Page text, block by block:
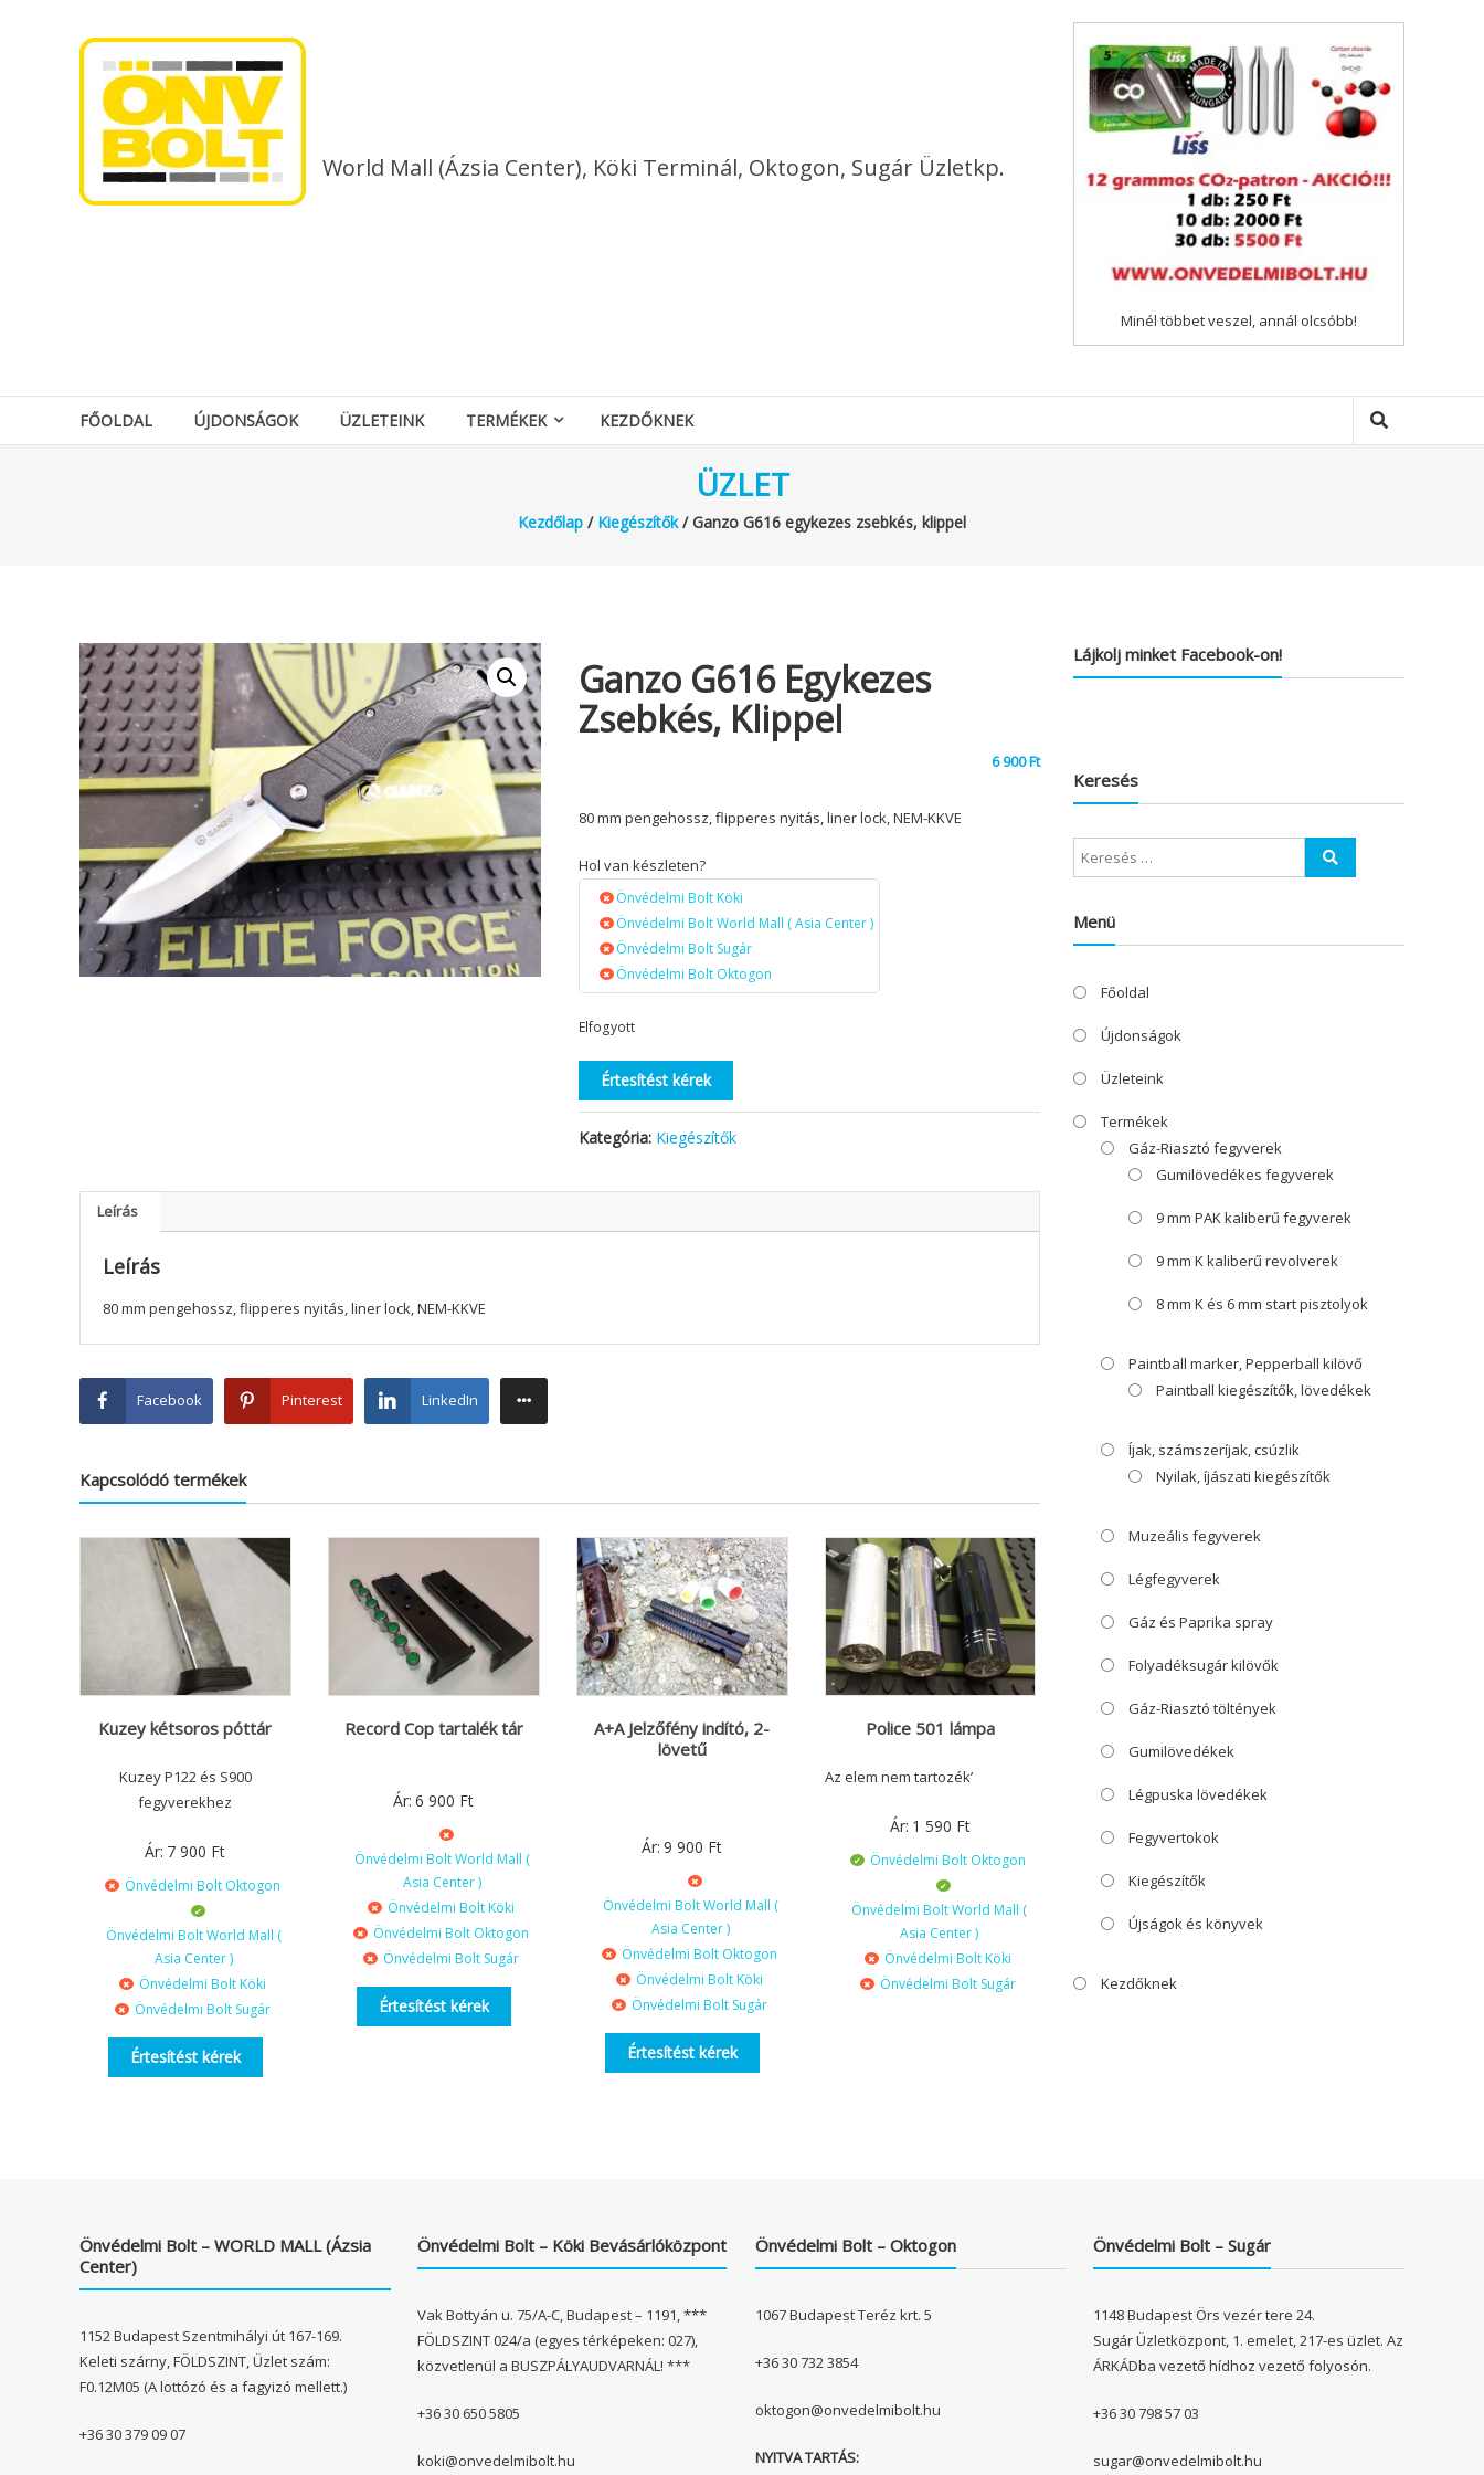
World Mall (Ázsia Center), Köki Terminál, Oktogon, Sugár Üzletkp.
Minél többet veszel, annál olcsóbb!
FŐOLDAL ÚJDONSÁGOK ÜZLETEINK TERMÉKEK KEZDŐKNEK
ÜZLET
Kezdőlap / Kiegészítők/ Ganzo G616 egykezes zsebkés, klippel
Ganzo G616 Egykezes
Zsebkés, Klippel
6 900Ft
80 mm pengehossz, flipperes nyitás, liner lock, NEM-KKVE
Hol van készleten?
Önvédelmi Bolt Köki
Önvédelmi Bolt World Mall ( Asia Center )
Önvédelmi Bolt Sugár
Önvédelmi Bolt Oktogon
Elfogyott
Értesítést kérek
Kategória: Kiegészítők
Leírás
Leírás
80 mm pengehossz, flipperes nyitás, liner lock, NEM-KKVE
Facebook Pinterest LinkedIn
Kapcsolódó termékek
Kuzey kétsoros póttár
Kuzey P122 és S900
fegyverekhez
Ár: 7 900 Ft
Önvédelmi Bolt Oktogon
Önvédelmi Bolt World Mall (
Asia Center )
Önvédelmi Bolt Köki
Önvédelmi Bolt Sugár
Értesítést kérek
Record Cop tartalék tár
Ár: 6 900 Ft
Önvédelmi Bolt World Mall (
Asia Center )
Önvédelmi Bolt Köki
Önvédelmi Bolt Oktogon
Önvédelmi Bolt Sugár
Értesítést kérek
A+A Jelzőfény indító, 2-
lövetű
Ár: 9 900 Ft
Önvédelmi Bolt World Mall (
Asia Center )
Önvédelmi Bolt Oktogon
Önvédelmi Bolt Köki
Önvédelmi Bolt Sugár
Értesítést kérek
Police 501 lámpa
Az elem nem tartozék’
Ár: 1 590 Ft
Önvédelmi Bolt Oktogon
Önvédelmi Bolt World Mall (
Asia Center )
Önvédelmi Bolt Köki
Önvédelmi Bolt Sugár
Lájkolj minket Facebook-on!
Keresés
Menü
Főoldal
Újdonságok
Üzleteink
Termékek
Gáz-Riasztó fegyverek
Gumilövedékes fegyverek
9 mm PAK kaliberű fegyverek
9 mm K kaliberű revolverek
8 mm K és 6 mm start pisztolyok
Paintball marker, Pepperball kilövő
Paintball kiegészítők, lövedékek
Íjak, számszeríjak, csúzlik
Nyilak, íjászati kiegészítők
Muzeális fegyverek
Légfegyverek
Gáz és Paprika spray
Folyadéksugár kilövők
Gáz-Riasztó töltények
Gumilövedékek
Légpuska lövedékek
Fegyvertokok
Kiegészítők
Újságok és könyvek
Kezdőknek
Önvédelmi Bolt – WORLD MALL (Ázsia
Center)
1152 Budapest Szentmihályi út 167-169.
Keleti szárny, FÖLDSZINT, Üzlet szám:
F0.12M05 (A lottózó és a fagyizó mellett.)
+36 30 379 09 07
Önvédelmi Bolt – Köki Bevásárlóközpont
Vak Bottyán u. 75/A-C, Budapest – 1191, ***
FÖLDSZINT 024/a (egyes térképeken: 027),
közvetlenül a BUSZPÁLYAUDVARNÁL! ***
+36 30 650 5805
koki@onvedelmibolt.hu
Önvédelmi Bolt – Oktogon
1067 Budapest Teréz krt. 5
+36 30 732 3854
oktogon@onvedelmibolt.hu
NYITVA TARTÁS:
Önvédelmi Bolt – Sugár
1148 Budapest Örs vezér tere 24.
Sugár Üzletközpont, 1. emelet, 217-es üzlet. Az
ÁRKÁDba vezető hídhoz vezető folyosón.
+36 30 798 57 03
sugar@onvedelmibolt.hu